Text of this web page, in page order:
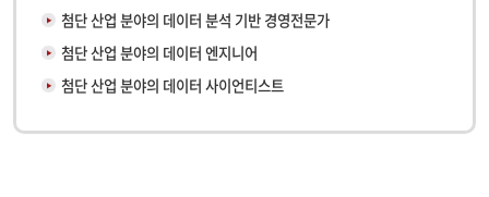
첨단 산업 분야의 데이터 분석 기반 경영전문가
첨단 산업 분야의 데이터 엔지니어
첨단 산업 분야의 데이터 사이언티스트